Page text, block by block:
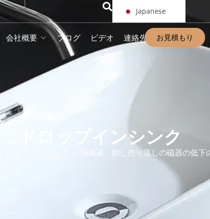
Japanese
会社概要 ブログ ビデオ 連絡先 お見積もり
ドロップインシンク
→ 洗面器、卸し売り流しの磁器の低下